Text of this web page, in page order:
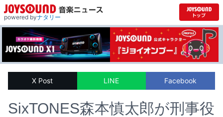
powered byナタリー
X Post LINE Facebook
SixTONES森本慎太郎が刑事役